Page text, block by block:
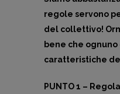
regole servono
del collettivo!
bene che ognuno
caratteristiche
PUNTO 1 –